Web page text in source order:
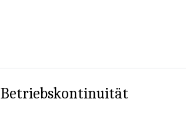
Betriebs­kontinuität